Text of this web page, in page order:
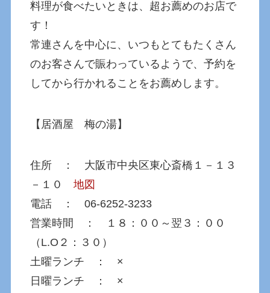
料理が食べたいときは、超お薦めのお店で
す！
常連さんを中心に、いつもとてもたくさん
のお客さんで賑わっているようで、予約を
してから行かれることをお薦めします。
【居酒屋 梅の湯】
住所 ： 大阪市中央区東心斎橋１－１３
－１０地図
電話 ： 06-6252-3233
営業時間 ： １８：００～翌３：００
（L.O２：３０）
土曜ランチ ： ×
日曜ランチ ： ×